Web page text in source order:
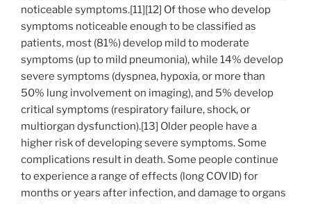
noticeable symptoms.[11][12] Of those who develop
symptoms noticeable enough to be classified as
patients, most (81%) develop mild to moderate
symptoms (up to mild pneumonia), while 14% develop
severe symptoms (dyspnea, hypoxia, or more than
50% lung involvement on imaging), and 5% develop
critical symptoms (respiratory failure, shock, or
multiorgan dysfunction).[13] Older people have a
higher risk of developing severe symptoms. Some
complications result in death. Some people continue
to experience a range of effects (long COVID) for
months or years after infection, and damage to organs